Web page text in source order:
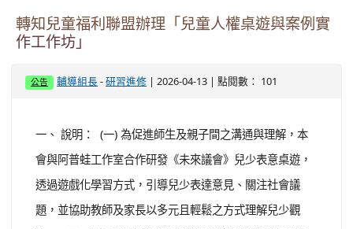
轉知兒童福利聯盟辦理「兒童人權桌遊與案例實
作工作坊」
公告 輔導組長 -研習進修 | 2026-04-13 | 點閱數： 101
一、 說明： (一) 為促進師生及親子間之溝通與理解，本
會與阿普蛙工作室合作研發《未來議會》兒少表意桌遊，
透過遊戲化學習方式，引導兒少表達意見、關注社會議
題，並協助教師及家長以多元且輕鬆之方式理解兒少觀